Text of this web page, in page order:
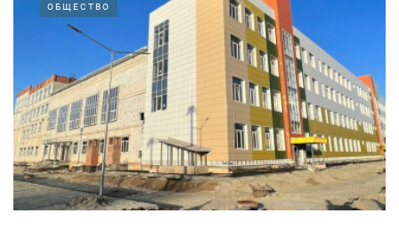
ОБЩЕСТВО